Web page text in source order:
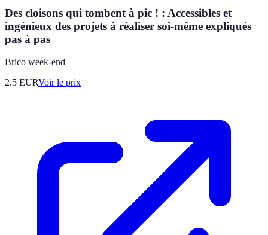
Des cloisons qui tombent à pic ! : Accessibles et
ingénieux des projets à réaliser soi-même expliqués
pas à pas
Brico week-end
2.5 EURVoir le prix